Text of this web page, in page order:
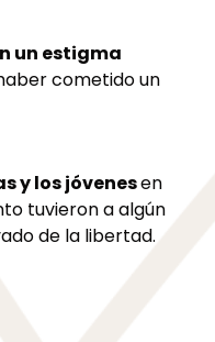
un estigma
cometido un
y los jóvenesen
tuvieron a algún
de la libertad.